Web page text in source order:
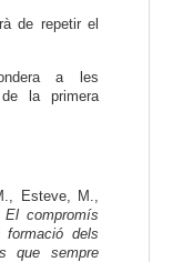
de repetir el
a les
la primera
Esteve, M.,
El compromís
dels
que sempre